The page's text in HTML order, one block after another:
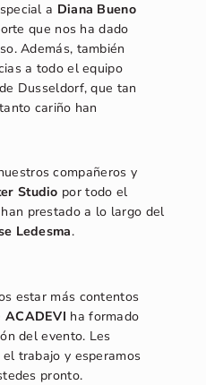
a Diana Bueno
que nos ha dado
Además, también
a todo el equipo
Dusseldorf, que tan
cariño han
compañeros y
Studio por todo el
prestado a lo largo del
Ledesma.
estar más contentos
ACADEVI ha formado
del evento. Les
trabajo y esperamos
pronto.